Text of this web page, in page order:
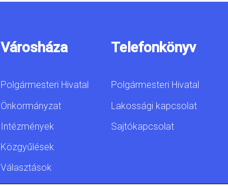
Városháza
Polgármesteri Hivatal
Önkormányzat
Intézmények
Közgyűlések
Választások
Telefonkönyv
Polgármesteri Hivatal
Lakossági kapcsolat
Sajtókapcsolat